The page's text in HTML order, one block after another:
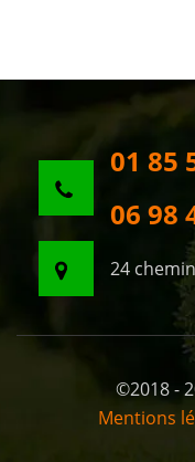
01 85
06 98
24
©2018 -
Mentions